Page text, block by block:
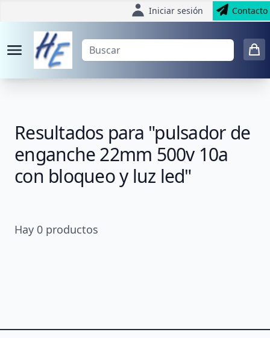
Iniciar sesión Contacto
Resultados para "pulsador de
enganche 22mm 500v 10a
con bloqueo y luz led"
Hay 0 productos